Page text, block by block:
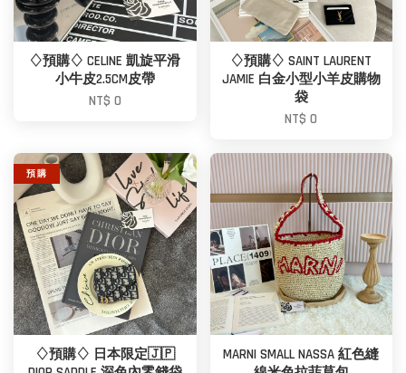
♢預購♢ CELINE 凱旋平滑
小牛皮2.5CM皮帶
NT$ 0
♢預購♢ SAINT LAURENT
JAMIE 白金小型小羊皮購物
袋
NT$ 0
預 購
♢預購♢ 日本限定🇯🇵
MARNI SMALL NASSA 紅色縫